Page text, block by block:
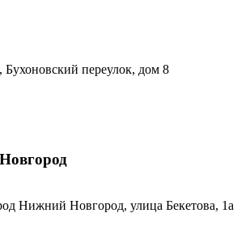
Бухоновский переулок, дом 8
Нижний Новгород, улица Бекетова, 1а